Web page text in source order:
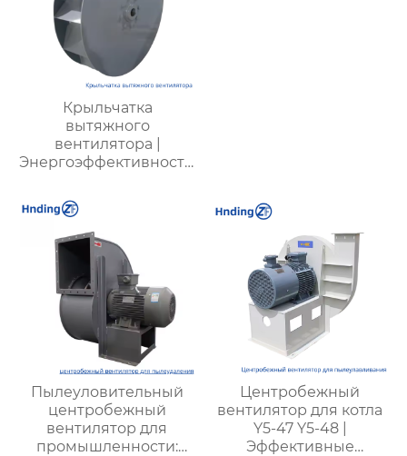
Крыльчатка
вытяжного
вентилятора |
Энергоэффективность,
долговечность
Пылеуловительный
центробежный
вентилятор для
промышленности:
Центробежный
вентилятор для котла
Y5-47 Y5-48 |
Эффективные